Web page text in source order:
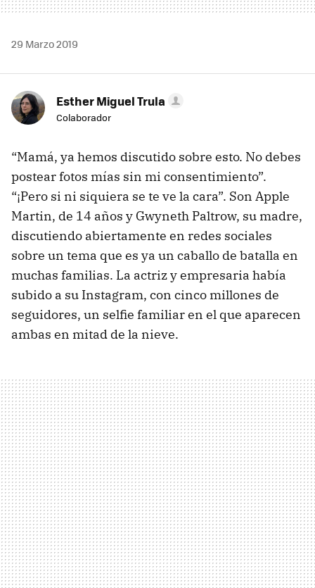
29 Marzo 2019
Esther Miguel Trula
Colaborador
“Mamá, ya hemos discutido sobre esto. No debes
postear fotos mías sin mi consentimiento”.
“¡Pero si ni siquiera se te ve la cara”. Son Apple
Martin, de 14 años y Gwyneth Paltrow, su madre,
discutiendo abiertamente en redes sociales
sobre un tema que es ya un caballo de batalla en
muchas familias. La actriz y empresaria había
subido a su Instagram, con cinco millones de
seguidores, un selfie familiar en el que aparecen
ambas en mitad de la nieve.